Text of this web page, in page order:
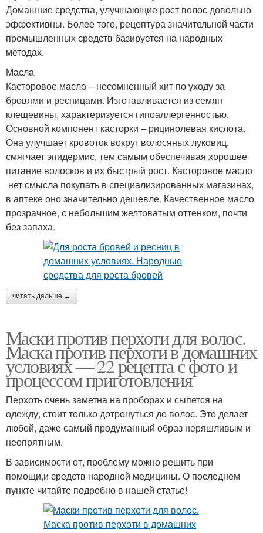
Домашние средства, улучшающие рост волос довольно
эффективны. Более того, рецептура значительной части
промышленных средств базируется на народных
методах.
Масла
Касторовое масло – несомненный хит по уходу за
бровями и ресницами. Изготавливается из семян
клещевины, характеризуется гипоаллергенностью.
Основной компонент касторки – рицинолевая кислота.
Она улучшает кровоток вокруг волосяных луковиц,
смягчает эпидермис, тем самым обеспечивая хорошее
питание волосков и их быстрый рост. Касторовое масло
нет смысла покупать в специализированных магазинах,
в аптеке оно значительно дешевле. Качественное масло
прозрачное, с небольшим желтоватым оттенком, почти
без запаха.
читать дальше →
Маски против перхоти для волос.
Маска против перхоти в домашних
условиях — 22 рецепта с фото и
процессом приготовления
Перхоть очень заметна на проборах и сыпется на
одежду, стоит только дотронуться до волос. Это делает
любой, даже самый продуманный образ неряшливым и
неопрятным.
В зависимости от, проблему можно решить при
помощи,и средств народной медицины. О последнем
пункте читайте подробно в нашей статье!